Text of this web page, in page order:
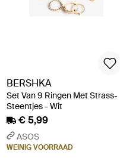
BERSHKA
Set Van 9 Ringen Met Strass-
Steentjes - Wit
€ 5,99
ASOS
WEINIG VOORRAAD